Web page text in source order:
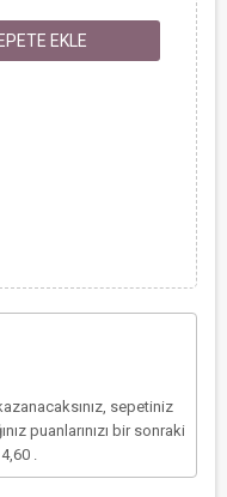
EKLE
sepetiniz
puanlarınızı bir sonraki
.